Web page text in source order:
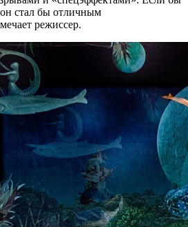
стал бы отличным
режиссер.